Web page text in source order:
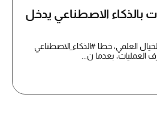
بالذكاء الاصطناعي يدخل
العلمي، خطا #الذكاء_الاصطناعي
بعدما ن...